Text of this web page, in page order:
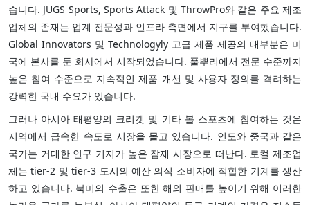
습니다. JUGS Sports, Sports Attack 및 ThrowPro와 같은 주요 제조
업체의 존재는 업계 전문성과 인프라 측면에서 지구를 부여했습니다.
Global Innovators 및 Technologyly 고급 제품 제공의 대부분은 미
국에 본사를 둔 회사에서 시작되었습니다. 풀뿌리에서 전문 수준까지
높은 참여 수준으로 지속적인 제품 개선 및 사용자 정의를 격려하는
강력한 국내 수요가 있습니다.
그러나 아시아 태평양의 크리켓 및 기타 볼 스포츠에 참여하는 것은
지역에서 급속한 속도로 시장을 몰고 있습니다. 인도와 중국과 같은
국가는 거대한 인구 기지가 높은 잠재 시장으로 떠난다. 로컬 제조업
체는 tier-2 및 tier-3 도시의 예산 의식 소비자에 적합한 기계를 생산
하고 있습니다. 북미의 수출은 또한 해외 판매를 높이기 위해 이러한